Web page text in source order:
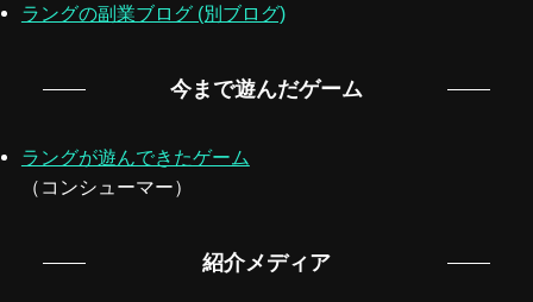
ラングの副業ブログ (別ブログ)
今まで遊んだゲーム
ラングが遊んできたゲーム
（コンシューマー）
紹介メディア